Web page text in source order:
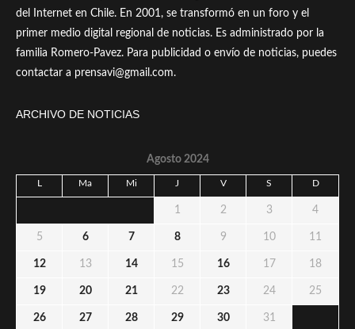
del Internet en Chile. En 2001, se transformó en un foro y el
primer medio digital regional de noticias. Es administrado por la
familia Romero-Pavez. Para publicidad o envío de noticias, puedes
contactar a prensavi@gmail.com.
ARCHIVO DE NOTICIAS
Agosto 2024
L Ma Mi J V S D
1 2 3 4
5 6 7 8 9 10 11
12 13 14 15 16 17 18
19 20 21 22 23 24 25
26 27 28 29 30 31